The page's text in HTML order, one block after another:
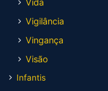
Vida
Vigilância
Vingança
Visão
Infantis